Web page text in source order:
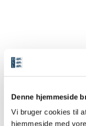
Denne hjemmeside
Vi bruger cookies til
hjemmeside med